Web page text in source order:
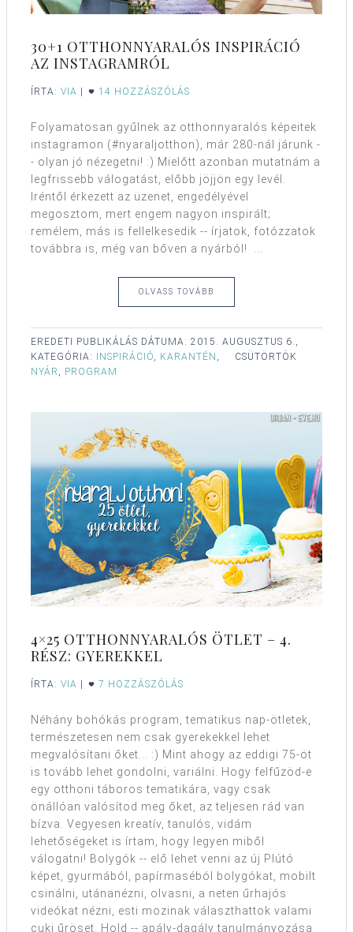
30+1 OTTHONNYARALÓS INSPIRÁCIÓ
AZ INSTAGRAMRÓL
ÍRTA: VIA 14 HOZZÁSZÓLÁS
Folyamatosan gyűlnek az otthonnyaralós képeitek
instagramon (#nyaraljotthon), már 280-nál járunk -
- olyan jó nézegetni! :) Mielőtt azonban mutatnám a
legfrissebb válogatást, előbb jöjjön egy levél.
Iréntől érkezett az üzenet, engedélyével
megosztom, mert engem nagyon inspirált;
remélem, más is fellelkesedik -- írjatok, fotózzatok
továbbra is, még van bőven a nyárból! ...
OLVASS TOVÁBB
EREDETI PUBLIKÁLÁS DÁTUMA: 2015. AUGUSZTUS 6.,
CSÜTÖRTÖK
KATEGÓRIA: INSPIRÁCIÓ, KARANTÉN ,
NYÁR , PROGRAM
4×25 OTTHONNYARALÓS ÖTLET – 4.
RÉSZ: GYEREKKEL
ÍRTA: VIA 7 HOZZÁSZÓLÁS
Néhány bohókás program, tematikus nap-ötletek,
természetesen nem csak gyerekekkel lehet
megvalósítani őket... :) Mint ahogy az eddigi 75-öt
is tovább lehet gondolni, variálni. Hogy felfűzöd-e
egy otthoni táboros tematikára, vagy csak
önállóan valósítod meg őket, az teljesen rád van
bízva. Vegyesen kreatív, tanulós, vidám
lehetőségeket is írtam, hogy legyen miből
válogatni! Bolygók -- elő lehet venni az új Plútó
képet, gyurmából, papírmaséból bolygókat, mobilt
csinálni, utánanézni, olvasni, a neten űrhajós
videókat nézni, esti mozinak választhattok valami
cuki űröset. Hold -- apály-dagály tanulmányozása